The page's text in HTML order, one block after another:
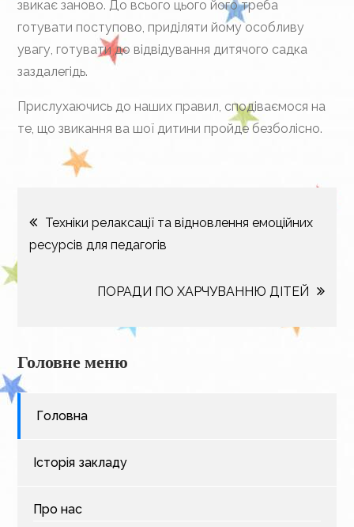
звикає заново. До всього цього його треба
готувати поступово, приділяти йому особливу
увагу, готувати до відвідування дитячого садка
заздалегідь.
Прислухаючись до наших правил, сподіваємося на
те, що звикання ва шої дитини пройде безболісно.
Навігація
записів
Техніки релаксації та відновлення емоційних
ресурсів для педагогів
ПОРАДИ ПО ХАРЧУВАННЮ ДІТЕЙ
Головне меню
Головна
Історія закладу
Про нас